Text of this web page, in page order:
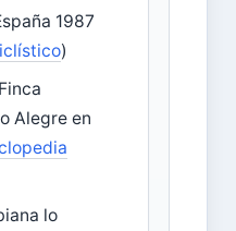
1987
)
Alegre en
lo